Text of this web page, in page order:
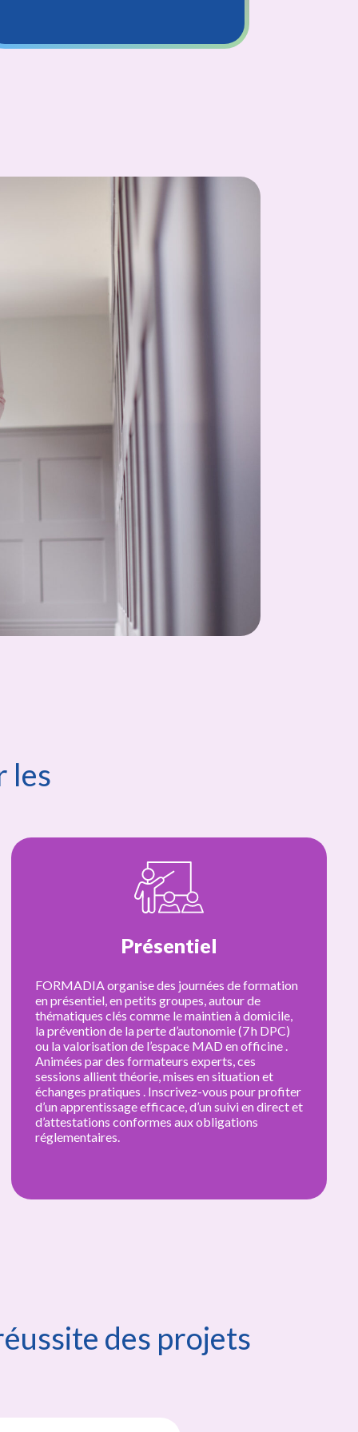
les
.
et
E-Learning
La plateforme d’E‑Learning de FORMADIA
conçue pour offrir une expérience de
distance innovante, avec une navigation
des contenus dynamiques et un tableau de
apprenant personnalisé. Elle permet de se
à son rythme, où l’on veut, avec un
accompagnement pédagogique et des
attestations de formation délivrées à l’issue
chaque module. Accessible sur tous
propose une prise en charge possible par les
financeurs et assure un suivi optimal du
des projets